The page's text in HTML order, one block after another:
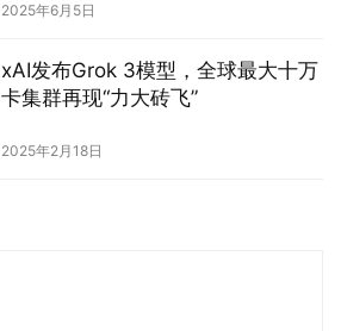
2025年6月5日
xAI发布Grok 3模型，全球最大十万
卡集群再现“力大砖飞”
2025年2月18日